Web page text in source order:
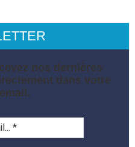
nos dernières
dans votre